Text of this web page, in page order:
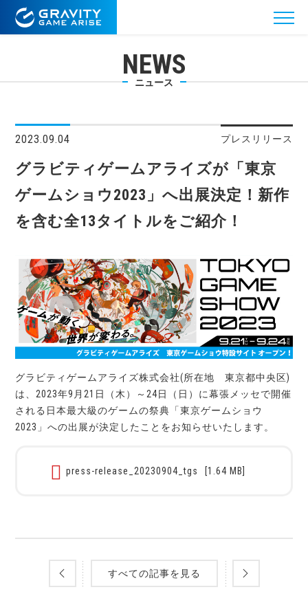
NEWS
ニュース
2023.09.04 プレスリリース
グラビティゲームアライズが「東京
ゲームショウ2023」へ出展決定！新作
を含む全13タイトルをご紹介！
グラビティゲームアライズ株式会社(所在地 東京都中央区)
は、2023年9月21日（木）～24日（日）に幕張メッセで開催
される日本最大級のゲームの祭典「東京ゲームショウ
2023」への出展が決定したことをお知らせいたします。
press-release_20230904_tgs [1.64 MB]
すべての記事を見る